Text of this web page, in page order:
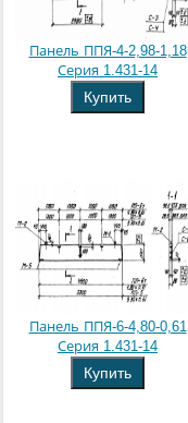
Панель ППЯ-4-2,98-1,18
Серия 1.431-14
Купить
Панель ППЯ-6-4,80-0,61
Серия 1.431-14
Купить